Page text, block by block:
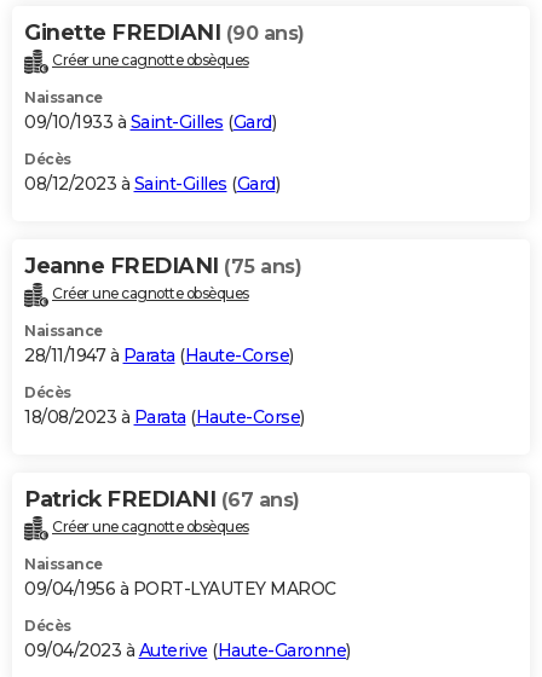
Ginette FREDIANI (90 ans)
Créer une cagnotte obsèques
Naissance
09/10/1933 à Saint-Gilles (Gard)
Décès
08/12/2023 à Saint-Gilles (Gard)
Jeanne FREDIANI (75 ans)
Créer une cagnotte obsèques
Naissance
28/11/1947 à Parata (Haute-Corse)
Décès
18/08/2023 à Parata (Haute-Corse)
Patrick FREDIANI (67 ans)
Créer une cagnotte obsèques
Naissance
09/04/1956 à PORT-LYAUTEY MAROC
Décès
09/04/2023 à Auterive (Haute-Garonne)